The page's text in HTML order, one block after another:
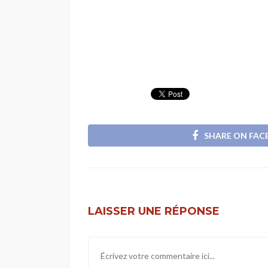
SHARE ON
LAISSER UNE RÉPONSE